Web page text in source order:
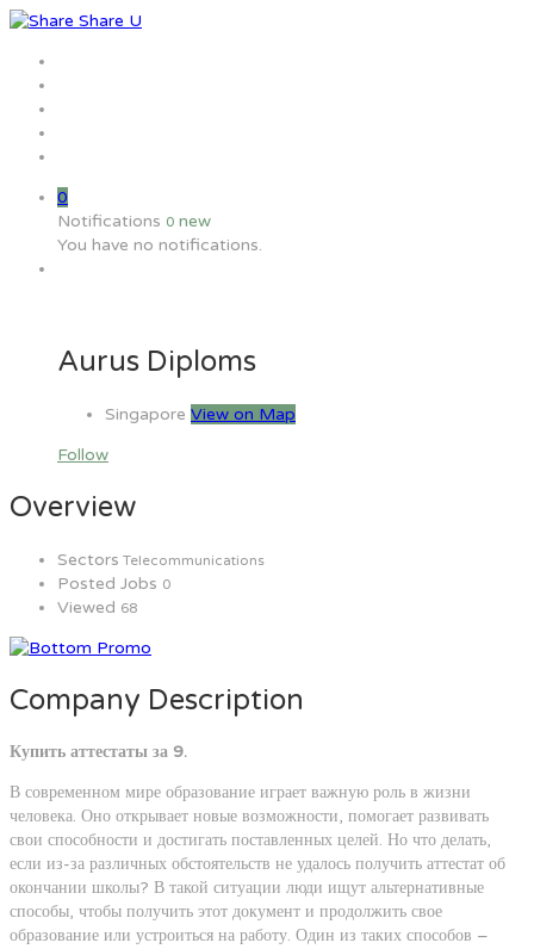
0
Notifications 0 new
You have no notifications.
Aurus Diploms
Singapore View on Map
Follow
Overview
Sectors Telecommunications
Posted Jobs 0
Viewed 68
Company Description
Купить аттестаты за 9.
В современном мире образование играет важную роль в жизни
человека. Оно открывает новые возможности, помогает развивать
свои способности и достигать поставленных целей. Но что делать,
если из-за различных обстоятельств не удалось получить аттестат об
окончании школы? В такой ситуации люди ищут альтернативные
способы, чтобы получить этот документ и продолжить свое
образование или устроиться на работу. Один из таких способов –